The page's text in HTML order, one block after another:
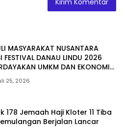
MASYARAKAT NUSANTARA
FESTIVAL DANAU LINDU 2026
UMKM DAN EKONOMI
25, 2026
178 Jemaah Haji Kloter 11 Tiba
Berjalan Lancar